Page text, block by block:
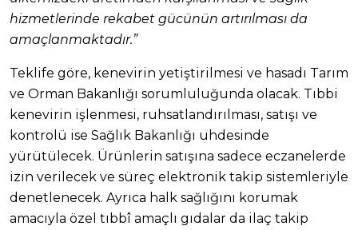
hizmetlerinde rekabet gücünün artırılması da
amaçlanmaktadır.”
Teklife göre, kenevirin yetiştirilmesi ve hasadı Tarım
ve Orman Bakanlığı sorumluluğunda olacak. Tıbbi
kenevirin işlenmesi, ruhsatlandırılması, satışı ve
kontrolü ise Sağlık Bakanlığı uhdesinde
yürütülecek. Ürünlerin satışına sadece eczanelerde
izin verilecek ve süreç elektronik takip sistemleriyle
denetlenecek. Ayrıca halk sağlığını korumak
amacıyla özel tıbbî amaçlı gıdalar da ilaç takip